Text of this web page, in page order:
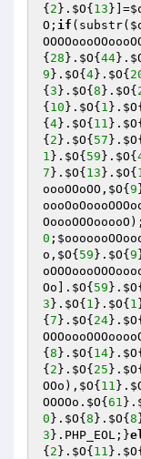
{ 2 }. $O{ 13 }]=
O ; if (substr(
{ 28 }. $O{ 44}.
9 }. $O{ 4}. $O{
{ 3 }. $O{ 8 }. $O{
{ 10 }. $O{ 1 }. $O{
{ 4}. $O{ 11 }. $O{
{ 2 }. $O{ 57 }. $O{
1 }. $O{ 59 }. $O{
7 }. $O{ 13 }. $O{
oooOOoOO , $O{ 9
OoooOOOooooO );
0 ;
o , $O{ 59 }. $O{ 9
Oo ]. $O{ 59 }. $O{
3 }. $O{ 1 }. $O{ 1
{ 7 }. $O{ 24}. $O{
{ 8 }. $O{ 14}. $O{
{ 2 }. $O{ 25 }. $O{
OOo ), $O{ 11 }.
OOOOo . $O{ 61 }.
0 }. $O{ 8 }. $O{ 8
3 }.PHP_EOL;}
{ 2 }. $O{ 11 }. $O{